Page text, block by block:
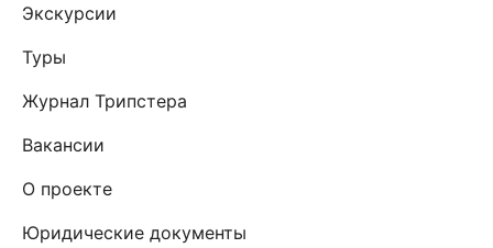
Экскурсии
Туры
Журнал Трипстера
Вакансии
О проекте
Юридические документы